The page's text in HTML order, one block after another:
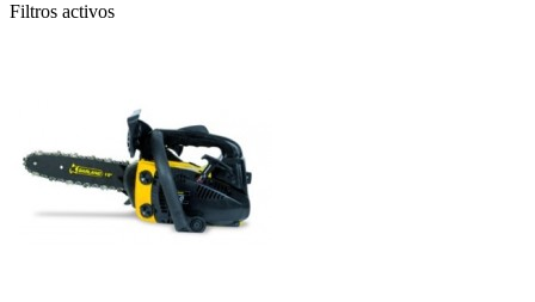
Filtros activos